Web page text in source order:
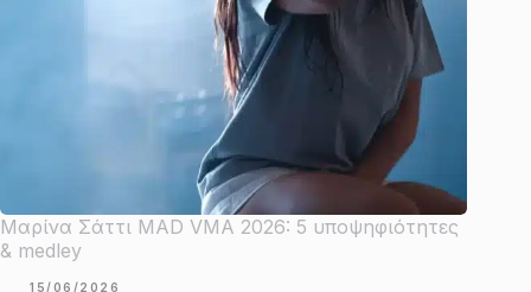
Μαρίνα Σάττι MAD VMA 2026: 5 υποψηφιότητες
& medley
15/06/2026